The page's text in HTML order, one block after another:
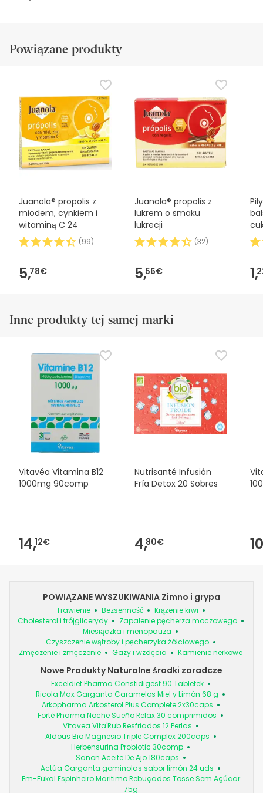
Powiązane produkty
Juanola® propolis z
miodem, cynkiem i
witaminą C 24
(99)
5,78€
Juanola® propolis z
lukrem o smaku
lukrecji
(32)
5,56€ 1,
Inne produkty tej samej marki
Vitavéa Vitamina B12
1000mg 90comp
14,12€
Nutrisanté Infusión
Fría Detox 20 Sobres
4,80€
POWIĄZANE WYSZUKIWANIA Zimno i grypa
Trawienie Bezsenność
Krążenie krwi
Cholesterol i trójglicerydy
Zapalenie pęcherza moczowego
Miesiączka i menopauza
Czyszczenie wątroby i pęcherzyka żółciowego
Zmęczenie i zmęczenie
Gazy i wzdęcia Kamienie nerkowe
Nowe Produkty Naturalne środki zaradcze
Exceldiet Pharma Constidigest 90 Tabletek
Ricola Max Garganta Caramelos Miel y Limón 68 g
Arkopharma Arkosterol Plus Complete 2x30caps
Forté Pharma Noche Sueño Relax 30 comprimidos
Vitavea Vita'Rub Resfriados 12 Perlas
Aldous Bio Magnesio Triple Complex 200caps
Herbensurina Probiotic 30comp
Sanon Aceite De Ajo 180caps
Actúa Garganta gominolas sabor limón 24 uds
Em-Eukal Espinheiro Maritimo Rebuçados Tosse Sem Açúcar
75g